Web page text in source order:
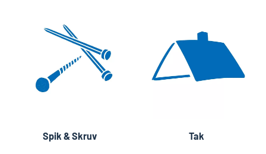
Spik & Skruv Tak